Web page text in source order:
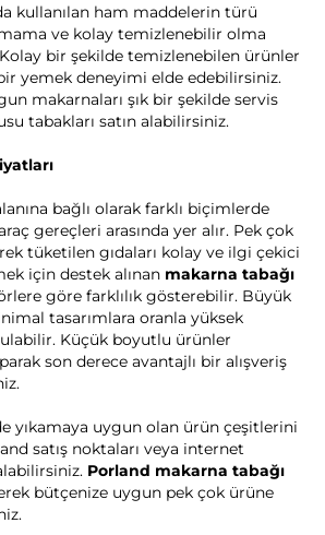
kullanılan ham maddelerin türü
ve kolay temizlenebilir olma
bir şekilde temizlenebilen ürünler
yemek deneyimi elde edebilirsiniz.
makarnaları şık bir şekilde servis
tabakları satın alabilirsiniz.
bağlı olarak farklı biçimlerde
gereçleri arasında yer alır. Pek çok
tüketilen gıdaları kolay ve ilgi çekici
için destek alınan makarna tabağı
göre farklılık gösterebilir. Büyük
tasarımlara oranla yüksek
Küçük boyutlu ürünler
son derece avantajlı bir alışveriş
yıkamaya uygun olan ürün çeşitlerini
satış noktaları veya internet
Porland makarna tabağı
bütçenize uygun pek çok ürüne